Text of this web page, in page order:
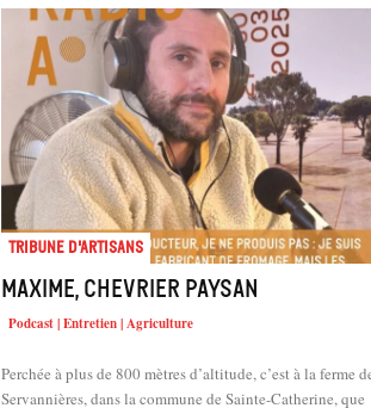
Tribune d'artisans
Maxime, chevrier paysan
Podcast | Entretien | Agriculture
Perchée à plus de 800 mètres d’altitude, c’est à la ferme
Servannières, dans la commune de Sainte-Catherine, que